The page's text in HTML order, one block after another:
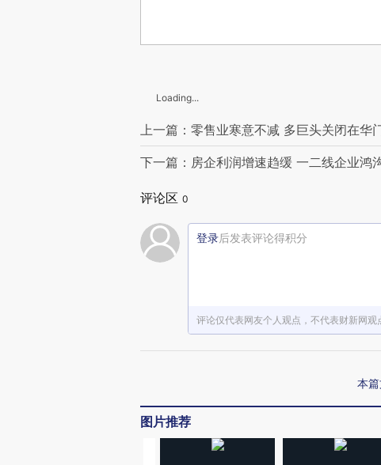
Loading...
上一篇：零售业寒意不减 多巨头关闭在华
下一篇：房企利润增速趋缓 一二线企业鸿
评论区 0
登录后发表评论得积分
评论仅代表网友个人观点，不代表财新网观
本
图片推荐